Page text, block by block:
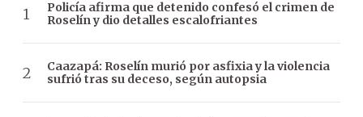
Policía afirma que detenido confesó el crimen de
Roselín y dio detalles escalofriantes
Caazapá: Roselín murió por asfixia y la violencia
sufrió tras su deceso, según autopsia